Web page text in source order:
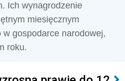
Ich wynagrodzenie
miesięcznym
gospodarce narodowej,
roku.